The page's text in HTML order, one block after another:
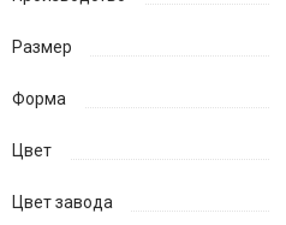
Размер
Форма
Цвет
Цвет завода